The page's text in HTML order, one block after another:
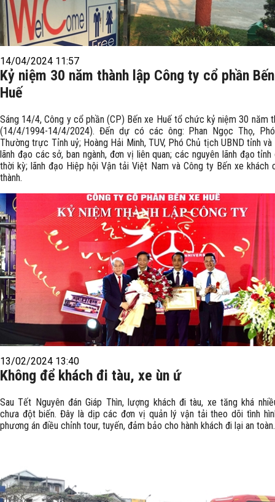
14/04/2024 11:57
Kỷ niệm 30 năm thành lập Công ty cổ phần
Huế
Sáng 14/4, Công y cổ phần (CP) Bến xe Huế tổ chức kỷ niệm 30 năm
(14/4/1994-14/4/2024). Đến dự có các ông: Phan Ngọc Thọ,
Thường trực Tỉnh uỷ; Hoàng Hải Minh, TUV, Phó Chủ tịch UBND tỉnh
lãnh đạo các sở, ban ngành, đơn vị liên quan; các nguyên lãnh đạo tỉnh
thời kỳ; lãnh đạo Hiệp hội Vận tải Việt Nam và Công ty Bến xe khách
thành.
13/02/2024 13:40
Không để khách đi tàu, xe ùn ứ
Sau Tết Nguyên đán Giáp Thìn, lượng khách đi tàu, xe tăng khá
chưa đột biến. Đây là dịp các đơn vị quản lý vận tải theo dõi tình
phương án điều chỉnh tour, tuyến, đảm bảo cho hành khách đi lại an toàn.